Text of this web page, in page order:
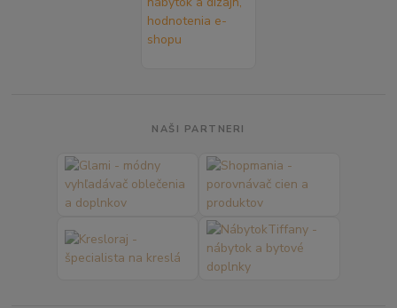
NAŠI PARTNERI